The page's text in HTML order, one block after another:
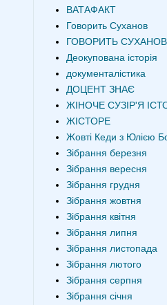
ВАТАФАКТ
Говорить Суханов
ГОВОРИТЬ СУХАНОВ
Деокупована історія
документалістика
ДОЦЕНТ ЗНАЄ
ЖІНОЧЕ СУЗІР'Я
ЖІСТОРЕ
Жовті Кеди з Юлією
Зібрання березня
Зібрання вересня
Зібрання грудня
Зібрання жовтня
Зібрання квітня
Зібрання липня
Зібрання листопада
Зібрання лютого
Зібрання серпня
Зібрання січня